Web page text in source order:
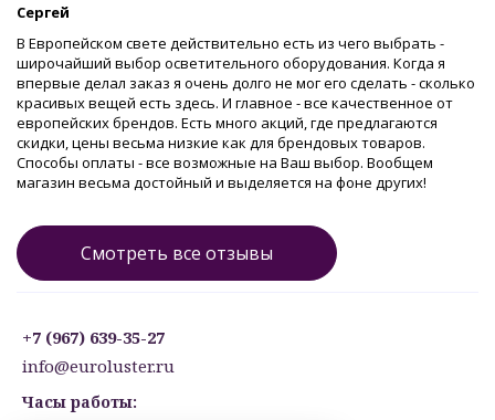
Сергей
В Европейском свете действительно есть из чего выбрать -
широчайший выбор осветительного оборудования. Когда я
впервые делал заказ я очень долго не мог его сделать - сколько
красивых вещей есть здесь. И главное - все качественное от
европейских брендов. Есть много акций, где предлагаются
скидки, цены весьма низкие как для брендовых товаров.
Способы оплаты - все возможные на Ваш выбор. Вообщем
магазин весьма достойный и выделяется на фоне других!
Смотреть все отзывы
+7 (967) 639-35-27
info@euroluster.ru
Часы работы: